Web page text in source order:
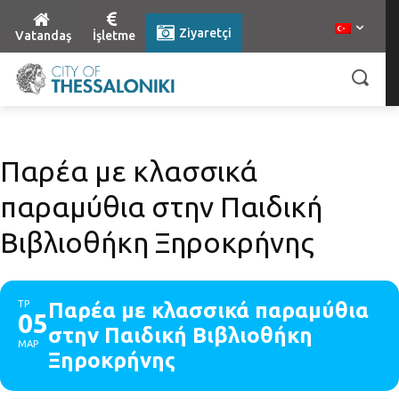
Vatandaş İşletme Ziyaretçi
Παρέα με κλασσικά
παραμύθια στην Παιδική
Βιβλιοθήκη Ξηροκρήνης
ΤΡ
05
ΜΑΡ
Παρέα με κλασσικά παραμύθια
στην Παιδική Βιβλιοθήκη
Ξηροκρήνης